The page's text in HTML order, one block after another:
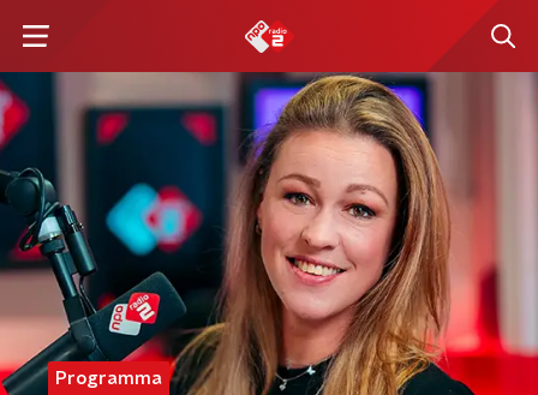
Programma